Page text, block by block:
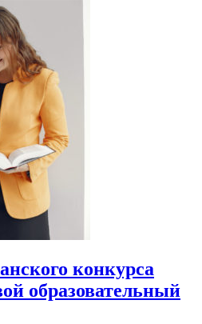
конкурса
образовательный